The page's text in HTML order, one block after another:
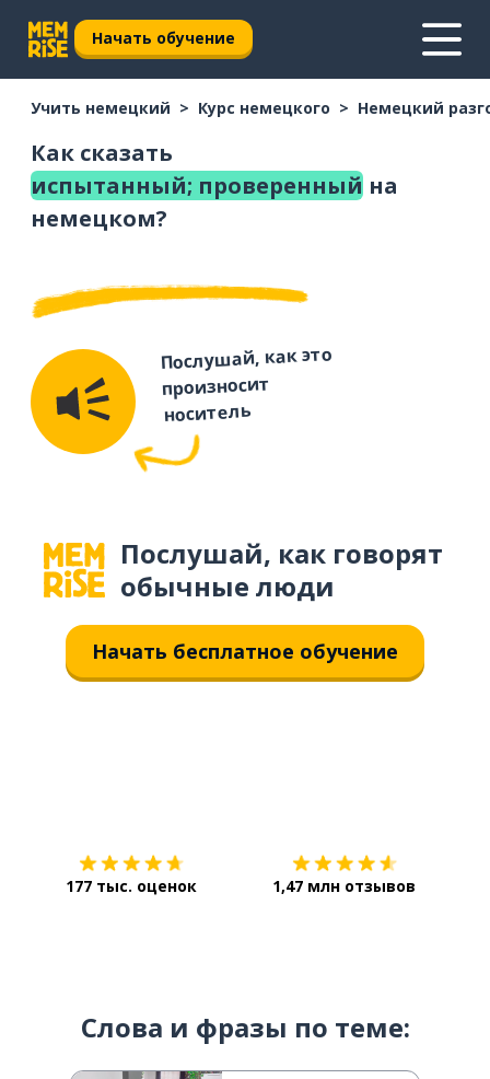
Начать обучение
Учить немецкий Курс немецкого Немецкий
Как сказать
испытанный; проверенный на
немецком?
Послушай, как это
произносит
носитель
Послушай, как говорят
обычные люди
Начать бесплатное обучение
177 тыс. оценок 1,47 млн отзывов
Слова и фразы по теме: